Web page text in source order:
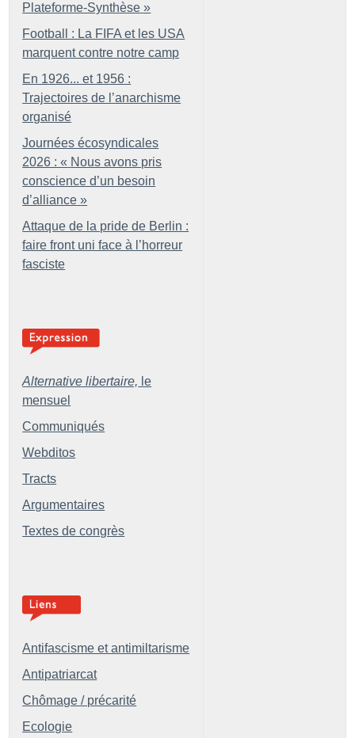
Plateforme-Synthèse »
Football : La FIFA et les USA
marquent contre notre camp
En 1926... et 1956 :
Trajectoires de l’anarchisme
organisé
Journées écosyndicales
2026 : « Nous avons pris
conscience d’un besoin
d’alliance »
Attaque de la pride de Berlin :
faire front uni face à l’horreur
fasciste
Alternative libertaire, le
mensuel
Communiqués
Webditos
Tracts
Argumentaires
Textes de congrès
Antifascisme et antimiltarisme
Antipatriarcat
Chômage / précarité
Ecologie